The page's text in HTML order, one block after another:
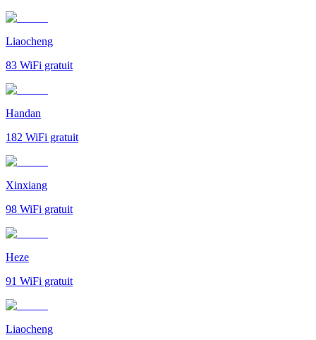
Liaocheng
83 WiFi gratuit
Handan
182 WiFi gratuit
Xinxiang
98 WiFi gratuit
Heze
91 WiFi gratuit
Liaocheng